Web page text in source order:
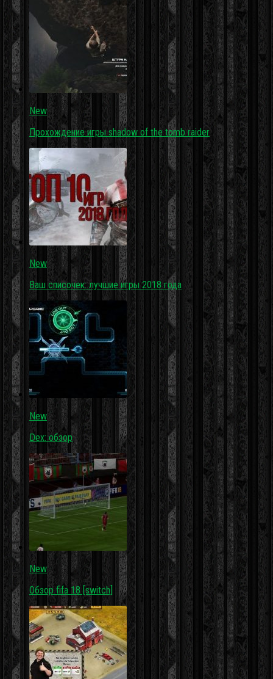
New
Прохождение игры shadow of the tomb raider
New
Ваш списочек: лучшие игры 2018 года
New
Dex: обзор
New
Обзор fifa 18 [switch]